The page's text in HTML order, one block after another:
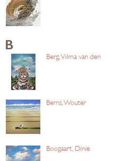
B
Berg, Vilma van den
Berns, Wouter
Boogaart, Dinie